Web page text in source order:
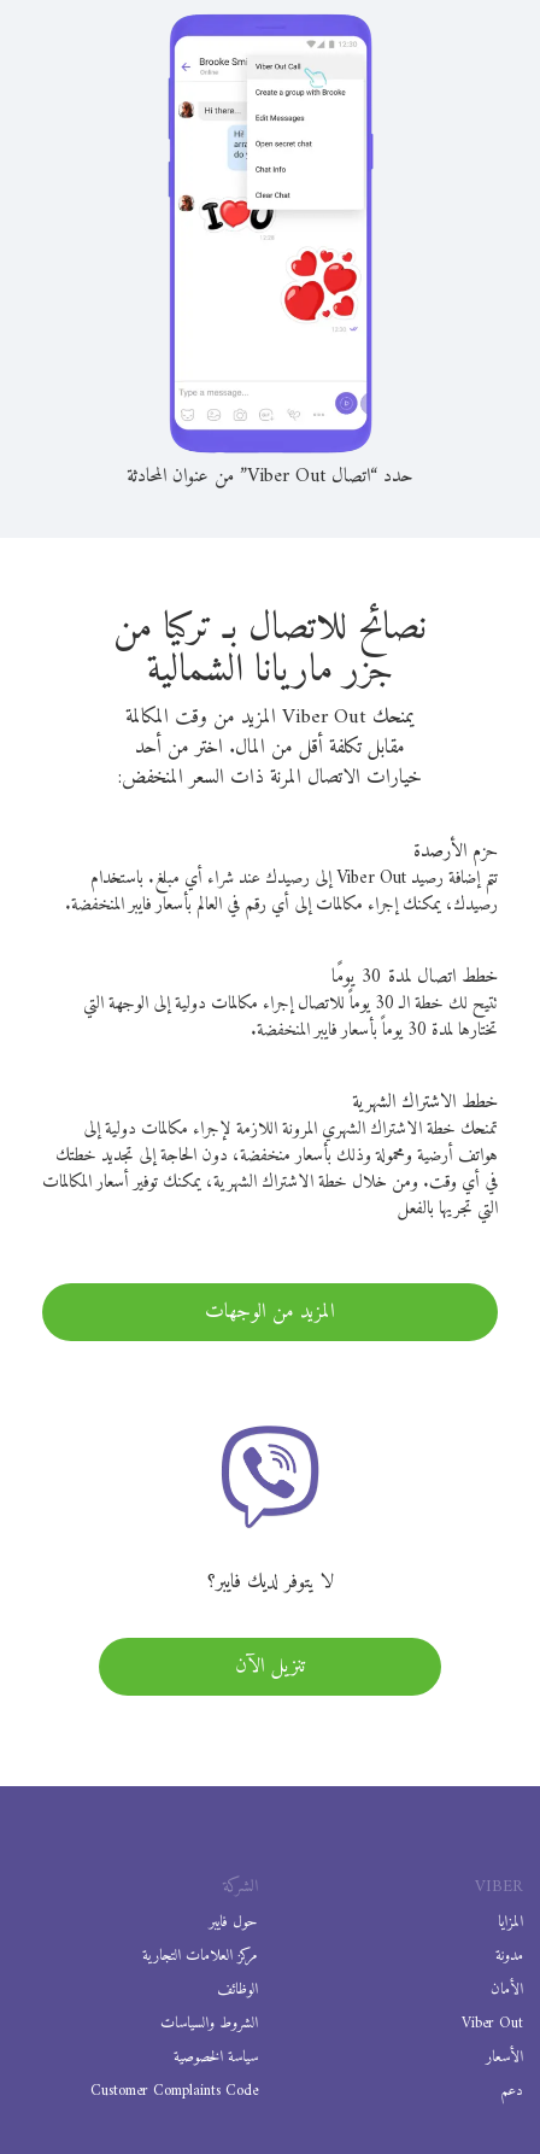
حدد “اتصال Viber Out” من عنوان المحادثة
نصائح للاتصال بـ تركيا من
جزر ماريانا الشمالية
يمنحك Viber Out المزيد من وقت المكالمة
مقابل تكلفة أقل من المال. اختر من أحد
خيارات الاتصال المرنة ذات السعر المنخفض:
حزم الأرصدة
تتم إضافة رصيد Viber Out إلى رصيدك عند شراء أي مبلغ. باستخدام
رصيدك، يمكنك إجراء مكالمات إلى أي رقم في العالم بأسعار فايبر المنخفضة.
خطط اتصال لمدة 30 يومًا
تتيح لك خطة الـ 30 يوماً للاتصال إجراء مكالمات دولية إلى الوجهة التي
تختارها لمدة 30 يوماً بأسعار فايبر المنخفضة.
خطط الاشتراك الشهرية
تمنحك خطة الاشتراك الشهري المرونة اللازمة لإجراء مكالمات دولية إلى
هواتف أرضية ومحمولة وذلك بأسعار منخفضة، دون الحاجة إلى تجديد خطتك
في أي وقت. ومن خلال خطة الاشتراك الشهرية، يمكنك توفير أسعار المكالمات
التي تجريها بالفعل
المزيد من الوجهات
لا يتوفر لديك فايبر؟
تنزيل الآن
VIBER
المزايا
مدونة
الأمان
Viber Out
الأسعار
دعم
الشركة
حول فايبر
مركز العلامات التجارية
الوظائف
الشروط والسياسات
سياسة الخصوصية
Customer Complaints Code